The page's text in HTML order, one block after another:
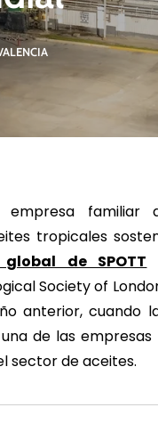
empresa familiar
tropicales
de SPOTT
Society of
anterior, cuando
de las
sector de aceites.